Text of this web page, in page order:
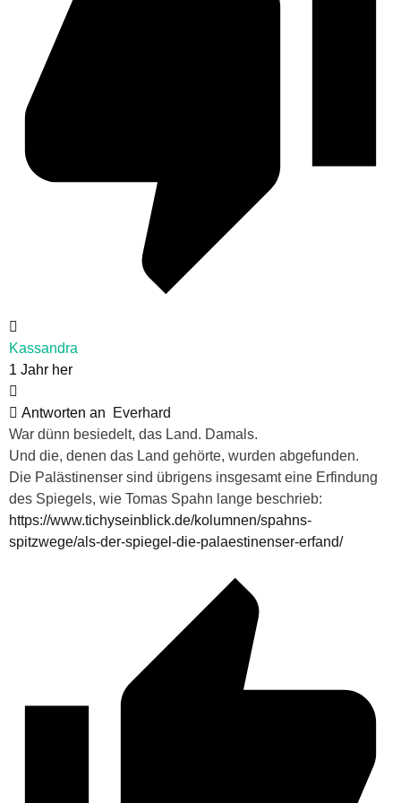
Kassandra
1 Jahr her
Antworten an
Everhard
War dünn besiedelt, das Land. Damals.
Und die, denen das Land gehörte, wurden abgefunden.
Die Palästinenser sind übrigens insgesamt eine Erfindung
des Spiegels, wie Tomas Spahn lange beschrieb:
https://www.tichyseinblick.de/kolumnen/spahns-
spitzwege/als-der-spiegel-die-palaestinenser-erfand/